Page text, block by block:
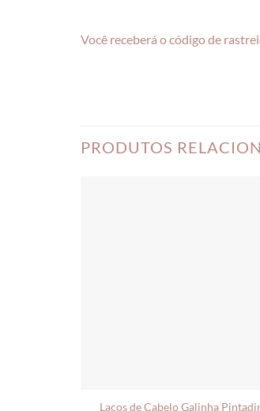
Você receberá o código de
PRODUTOS
Laços de Cabelo Galinha